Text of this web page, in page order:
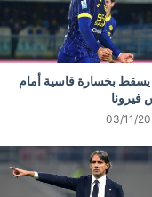
يسقط بخسارة قاسية أمام
فيرونا
03/11/